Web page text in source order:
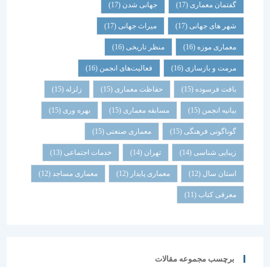
گفتمان معماری (17) جهانی شدن(17)
شهر های جهانی(17) میراث جهانی(17)
معماری موزه(16) منظر تاریخی (16)
مرمت و بازسازی(16) فعالیت‌های انجمن(16)
بافت فرسوده (15) حفاظت معماری (15) زلزله
بیانیه انجمن(15) مسابقه معماری (15) بهره وری(15)
گوناگونی فرهنگی (15) معماری صنعتی(15)
زیبایی شناسی (14) تهران خدمات اجتماعی (13)
استان سال(12) معماری پایدار (12) معماری مساجد(12)
معرفی کتاب(11)
برچسب مجموعه مقالات